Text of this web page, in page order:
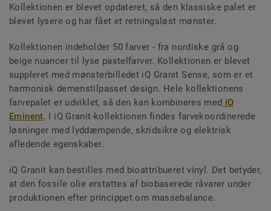
Kollektionen er blevet opdateret, så den klassiske palet er
blevet lysere og har fået et retningsløst mønster.
Kollektionen indeholder 50 farver - fra nordiske grå og
beige nuancer til lyse pastelfarver. Kollektionen er blevet
suppleret med mønsterbilledet iQ Granit Sense, som er et
harmonisk demenstilpasset design. Hele kollektionens
farvepalet er udviklet, så den kan kombineres med iQ
Eminent. I iQ Granit-kollektionen findes farvekoordinerede
løsninger med lyddæmpende, skridsikre og elektrisk
afledende egenskaber.
iQ Granit kan bestilles med bioattribueret vinyl. Det betyder,
at den fossile olie erstattes af biobaserede råvarer under
produktionen efter princippet om massebalance.